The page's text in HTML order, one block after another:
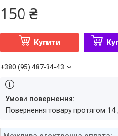
150 ₴
Купити
+380 (95) 487-34-43
повернення товару протягом 14